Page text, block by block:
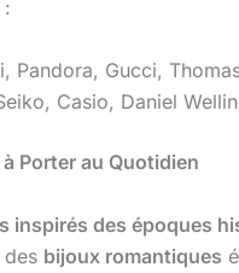
:
Pandora, Gucci,
Casio, Daniel
Porter au Quotidien
inspirés des époques
des bijoux romantiques